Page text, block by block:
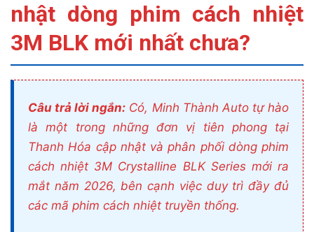
nhật dòng phim cách nhiệt
3M BLK mới nhất chưa?
Câu trả lời ngắn: Có, Minh Thành Auto tự hào
là một trong những đơn vị tiên phong tại
Thanh Hóa cập nhật và phân phối dòng phim
cách nhiệt 3M Crystalline BLK Series mới ra
mắt năm 2026, bên cạnh việc duy trì đầy đủ
các mã phim cách nhiệt truyền thống.